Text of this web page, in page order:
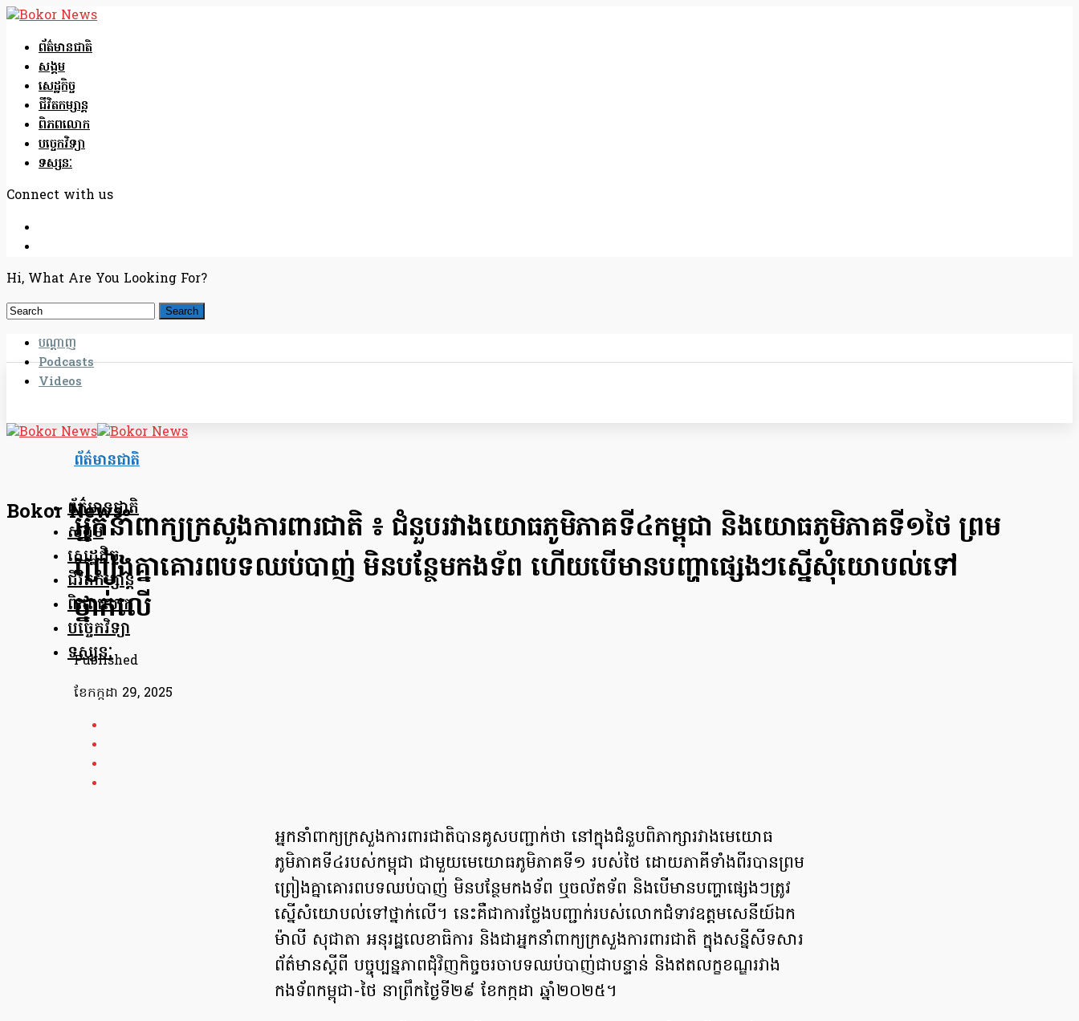
ព័ត៌មានជាតិ
សង្គម
សេដ្ឋកិច្ច
ជីវិតកម្សាន្ត
ពិភពលោក
បច្ចេកវិទ្យា
ទស្សនៈ
Connect with us
Hi, What Are You Looking For?
បណ្តាញ
Podcasts
Videos
Bokor News
ព័ត៌មានជាតិ
សង្គម
សេដ្ឋកិច្ច
ជីវិតកម្សាន្ត
ពិភពលោក
បច្ចេកវិទ្យា
ទស្សនៈ
ព័ត៌មានជាតិ
អ្នកនាំពាក្យក្រសួងការពារជាតិ ៖ ជំនួបរវាងយោធភូមិភាគទី៤កម្ពុជា និងយោធភូមិភាគទី១ថៃ ព្រម
ព្រៀងគ្នាគោរពបទឈប់បាញ់ មិនបន្ថែមកងទ័ព ហើយបើមានបញ្ហាផ្សេងៗស្នើសុំយោបល់ទៅ
ថ្នាក់លើ
Published
ខែ​កក្កដា 29, 2025
អ្នកនាំពាក្យក្រសួងការពារជាតិបានគូសបញ្ជាក់ថា នៅក្នុងជំនួបពិភាក្សារវាងមេយោធ
ភូមិភាគទី៤​របស់កម្ពុជា ជាមួយមេយោធភូមិភាគទី១ របស់ថៃ ដោយភាគីទាំងពីរបានព្រម
ព្រៀងគ្នាគោរពបទ​ឈប់បាញ់ មិនបន្ថែមកងទ័ព ឬចល័តទ័ព និងបើមានបញ្ហាផ្សេងៗត្រូវ
ស្នើសំយោបល់ទៅថ្នាក់លើ។ នេះគឺជាការថ្លែងបញ្ជាក់របស់លោកជំទាវឧត្តមសេនីយ៍ឯក
ម៉ាលី សុជាតា អនុរដ្ឋលេខាធិការ និងជាអ្នកនាំពាក្យក្រសួងការពារជាតិ ក្នុងសន្នីសីទសារ
ព័ត៌មានស្ដីពី បច្ចុប្បន្នភាពជុំវិញកិច្ចចរចាបទឈប់បាញ់ជាបន្ទាន់ និងឥតលក្ខខណ្ឌរវាង
កងទ័ពកម្ពុជា-ថៃ នាព្រឹកថ្ងៃទី២៩ ខែកក្កដា ឆ្នាំ២០២៥។